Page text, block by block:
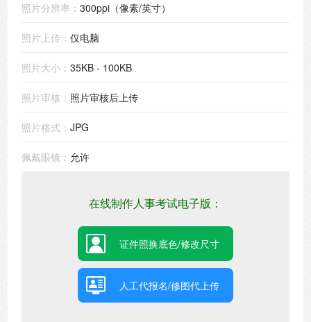
照片分辨率：300ppi（像素/英寸）
照片上传：仅电脑
照片大小：35KB - 100KB
照片审核： 照片审核后上传
照片格式：JPG
佩戴眼镜： 允许
在线制作人事考试电子版：
证件照换底色/修改尺寸
人工代报名/修图代上传